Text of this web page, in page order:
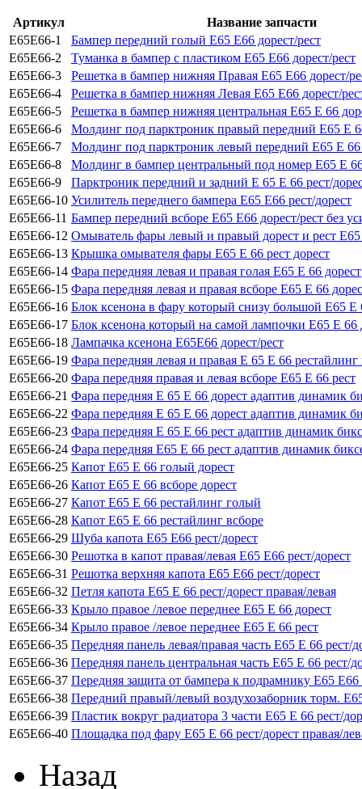
Артикул
Название запчасти
Е65Е66-1
Бампер передний голый Е65 Е66 дорест/рест
Е65Е66-2
Туманка в бампер с пластиком Е65 Е66 дорест/рест
Е65Е66-3
Решетка в бампер нижняя Правая Е65 Е66 дорест/
Е65Е66-4
Решетка в бампер нижняя Левая Е65 Е66 дорест/
Е65Е66-5
Решетка в бампер нижняя центральная Е65 Е 66
Е65Е66-6
Молдинг под парктроник правый передний Е65 Е
Е65Е66-7
Молдинг под парктроник левый передний Е65 Е 66
Е65Е66-8
Молдинг в бампер центральный под номер Е65 Е 66
Е65Е66-9
Парктроник передний и задний Е 65 Е 66 рест/
Е65Е66-10 Усилитель переднего бампера Е65 Е66 рест/дорест
Е65Е66-11 Бампер передний всборе Е65 Е66 дорест/рест без
Е65Е66-12 Омыватель фары левый и правый дорест и рест
Е65Е66-13 Крышка омывателя фары Е65 Е 66 рест дорест
Е65Е66-14 Фара передняя левая и правая голая Е65 Е 66 дорест
Е65Е66-15 Фара передняя левая и правая всборе Е65 Е 66
Е65Е66-16 Блок ксенона в фару который снизу большой Е65 Е
Е65Е66-17 Блок ксенона который на самой лампочки Е65 Е 66
Е65Е66-18 Лампачка ксенона Е65Е66 дорест/рест
Е65Е66-19 Фара передняя левая и правая Е 65 Е 66 рестайлинг
Е65Е66-20 Фара передняя правая и левая всборе Е65 Е 66 рест
Е65Е66-21 Фара передняя Е 65 Е 66 дорест адаптив динамик
Е65Е66-22 Фара передняя Е 65 Е 66 дорест адаптив динамик
Е65Е66-23 Фара передняя Е 65 Е 66 рест адаптив динамик
Е65Е66-24 Фара передняя Е65 Е 66 рест адаптив динамик
Е65Е66-25 Капот Е65 Е 66 голый дорест
Е65Е66-26 Капот Е65 Е 66 всборе дорест
Е65Е66-27 Капот Е65 Е 66 рестайлинг голый
Е65Е66-28 Капот Е65 Е 66 рестайлинг всборе
Е65Е66-29 Шуба капота Е65 Е66 рест/дорест
Е65Е66-30 Решотка в капот правая/левая Е65 Е66 рест/дорест
Е65Е66-31 Решотка верхняя капота Е65 Е66 рест/дорест
Е65Е66-32 Петля капота Е65 Е 66 рест/дорест правая/левая
Е65Е66-33 Крыло правое /левое переднее Е65 Е 66 дорест
Е65Е66-34 Крыло правое /левое переднее Е65 Е 66 рест
Е65Е66-35 Передняя панель левая/правая часть Е65 Е 66 рест/
Е65Е66-36 Передняя панель центральная часть Е65 Е 66 рест/
Е65Е66-37 Передняя защита от бампера к подрамнику Е65 Е66
Е65Е66-38 Передний правый/левый воздухозаборник торм.
Е65Е66-39 Пластик вокруг радиатора 3 части Е65 Е 66 рест/
Е65Е66-40 Площадка под фару Е65 Е 66 рест/дорест правая/
Назад